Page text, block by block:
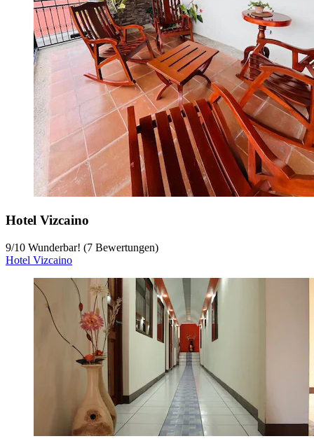
Hotel Vizcaino
9/10 Wunderbar! (7 Bewertungen)
Hotel Vizcaino